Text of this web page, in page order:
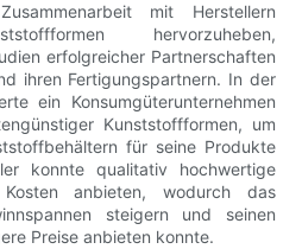
mit Herstellern
hervorzuheben,
erfolgreicher Partnerschaften
ihren Fertigungspartnern. In der
ein Konsumgüterunternehmen
Kunststoffformen, um
für seine Produkte
konnte qualitativ hochwertige
anbieten, wodurch das
steigern und seinen
Preise anbieten konnte.